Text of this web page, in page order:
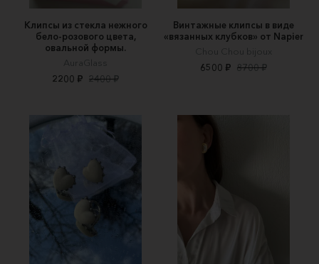
Клипсы из стекла нежного
бело-розового цвета,
овальной формы.
AuraGlass
2200 ₽ 2400 ₽
Винтажные клипсы в виде
«вязанных клубков» от Napier
Chou Chou bijoux
6500 ₽ 8700 ₽